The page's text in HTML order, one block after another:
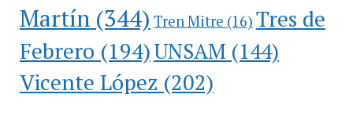
Martín(344) Tren Mitre (16) Tres de
Febrero (194)UNSAM (144)
Vicente López (202)